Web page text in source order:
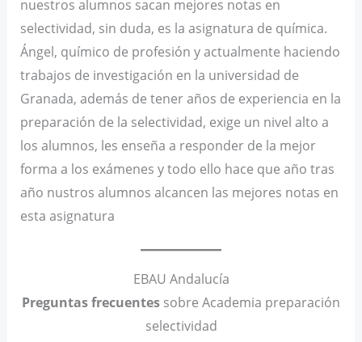
nuestros alumnos sacan mejores notas en
selectividad, sin duda, es la asignatura de química.
Ángel, químico de profesión y actualmente haciendo
trabajos de investigación en la universidad de
Granada, además de tener años de experiencia en la
preparación de la selectividad, exige un nivel alto a
los alumnos, les enseña a responder de la mejor
forma a los exámenes y todo ello hace que año tras
año nustros alumnos alcancen las mejores notas en
esta asignatura
EBAU Andalucía
Preguntas frecuentes sobre Academia preparación
selectividad